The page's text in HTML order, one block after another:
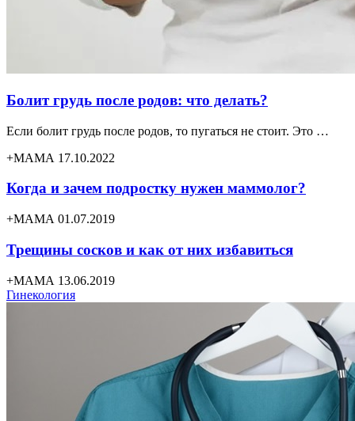
Болит грудь после родов: что делать?
Если болит грудь после родов, то пугаться не стоит. Это …
+МАМА 17.10.2022
Когда и зачем подростку нужен маммолог?
+МАМА 01.07.2019
Трещины сосков и как от них избавиться
+МАМА 13.06.2019
Гинекология